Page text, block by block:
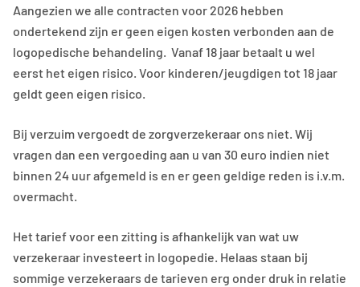
Aangezien we alle contracten voor 2026 hebben
ondertekend zijn er geen eigen kosten verbonden aan de
logopedische behandeling. Vanaf 18 jaar betaalt u wel
eerst het eigen risico. Voor kinderen/jeugdigen tot 18 jaar
geldt geen eigen risico.
Bij verzuim vergoedt de zorgverzekeraar ons niet. Wij
vragen dan een vergoeding aan u van 30 euro indien niet
binnen 24 uur afgemeld is en er geen geldige reden is i.v.m.
overmacht.
Het tarief voor een zitting is afhankelijk van wat uw
verzekeraar investeert in logopedie. Helaas staan bij
sommige verzekeraars de tarieven erg onder druk in relatie